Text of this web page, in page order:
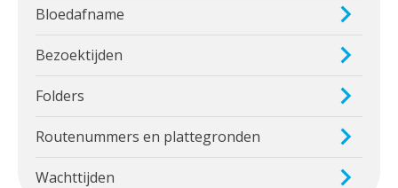
Bloedafname
Bezoektijden
Folders
Routenummers en plattegronden
Wachttijden